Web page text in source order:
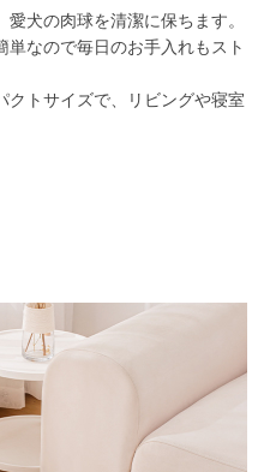
犬の肉球を清潔に保ちます。
なので毎日のお手入れもスト
クトサイズで、リビングや寝室